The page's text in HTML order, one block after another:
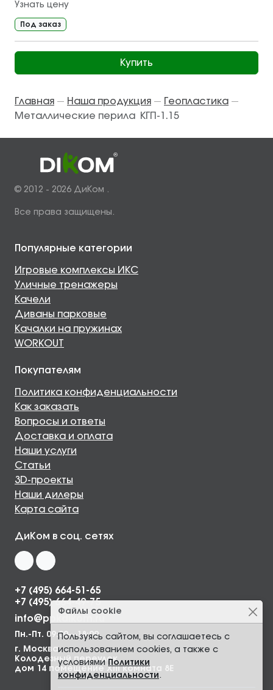
Узнать цену
Под заказ
Купить
Главная — Наша продукция — Геопластика —
Металлические перила КГП-1.15
© 2012 - 2026 ДиКом .
Все права защищены.
Файлы cookie
Пользуясь сайтом, вы соглашаетесь с
использованием cookies, а также с
условиями Политики
конфиденциальности.
Популярные категории
Игровые комплексы ИКС
Уличные тренажеры
Качели
Диваны парковые
Качалки на пружинах
WORKOUT
Покупателям
Политика конфиденциальности
Как заказать
Вопросы и ответы
Доставка и оплата
Наши услуги
Статьи
3D-проекты
Наши дилеры
Карта сайта
ДиКом в соц. сетях
+7 (495) 664-51-65
+7 (495) 664-49-75
info@ppkdikom.ru
Пн.-Пт. 09:00—18:00
г. Москва,
Колодезный переулок,
дом 14 помещение XIII комната 8Е